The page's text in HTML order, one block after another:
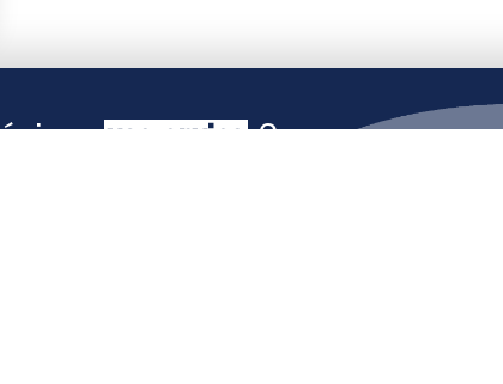
vos envies ?